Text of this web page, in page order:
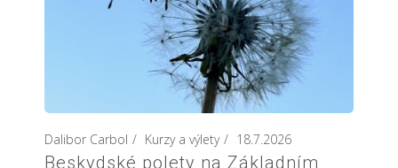
Dalibor Carbol Kurzy a výlety 18.7.2026
Beskydské polety na Základním